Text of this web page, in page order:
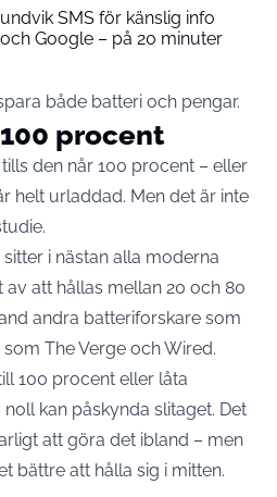
SMS för känslig info
Google – på 20 minuter
både batteri och pengar.
procent
den når 100 procent – eller
helt urladdad. Men det är inte
.
i nästan alla moderna
att hållas mellan 20 och 80
andra batteriforskare som
The Verge och Wired.
100 procent eller låta
kan påskynda slitaget. Det
att göra det ibland – men
bättre att hålla sig i mitten.